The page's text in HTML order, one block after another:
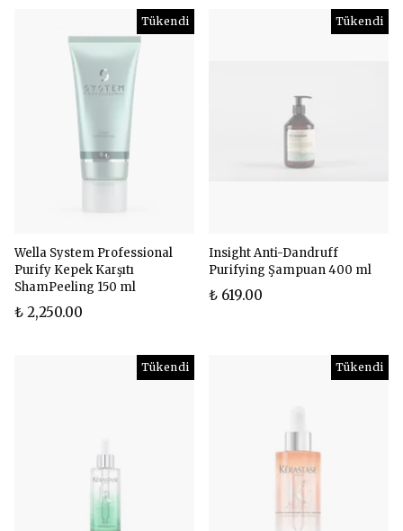
Tükendi
Wella System Professional
Purify Kepek Karşıtı
ShamPeeling 150 ml
₺ 2,250.00
Tükendi
Insight Anti-Dandruff
Purifying Şampuan 400 ml
₺ 619.00
Tükendi Tükendi